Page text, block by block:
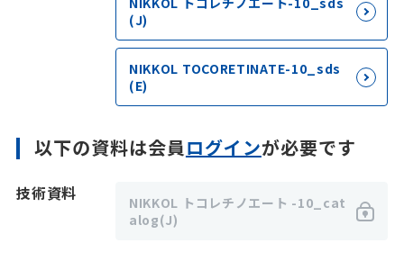
(J)
NIKKOL TOCORETINATE-10_sds
(E)
以下の資料は会員ログインが必要です
技術資料
NIKKOL トコレチノエート -10_cat
alog(J)